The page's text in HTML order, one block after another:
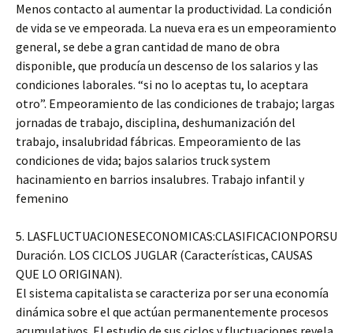
Menos contacto al aumentar la productividad. La condición
de vida se ve empeorada. La nueva era es un empeoramiento
general, se debe a gran cantidad de mano de obra
disponible, que producía un descenso de los salarios y las
condiciones laborales. “si no lo aceptas tu, lo aceptara
otro”. Empeoramiento de las condiciones de trabajo; largas
jornadas de trabajo, disciplina, deshumanización del
trabajo, insalubridad fábricas. Empeoramiento de las
condiciones de vida; bajos salarios truck system
hacinamiento en barrios insalubres. Trabajo infantil y
femenino
5. LASFLUCTUACIONESECONOMICAS:CLASIFICACIONPORSU
Duración. LOS CICLOS JUGLAR (Características, CAUSAS
QUE LO ORIGINAN).
El sistema capitalista se caracteriza por ser una economía
dinámica sobre el que actúan permanentemente procesos